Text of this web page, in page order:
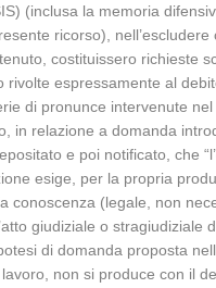
(inclusa la memoria
ricorso), nell’escludere
costituissero richieste
rivolte espressamente al
di pronunce intervenute
in relazione a domanda
e poi notificato, che
esige, per la propria
conoscenza (legale, non
giudiziale o stragiudiziale
di domanda proposta
non si produce con il